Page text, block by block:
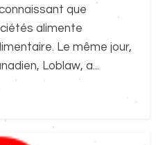
que
alimente
Le même jour,
Loblaw, a...